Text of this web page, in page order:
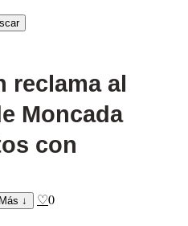
reclama al
Moncada
con
Más ↓ ♡0